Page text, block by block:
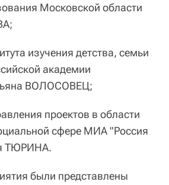
Московской области
изучения детства, семьи
академии
ВОЛОСОВЕЦ;
проектов в области
сфере МИА "Россия
ТЮРИНА.
были представлены